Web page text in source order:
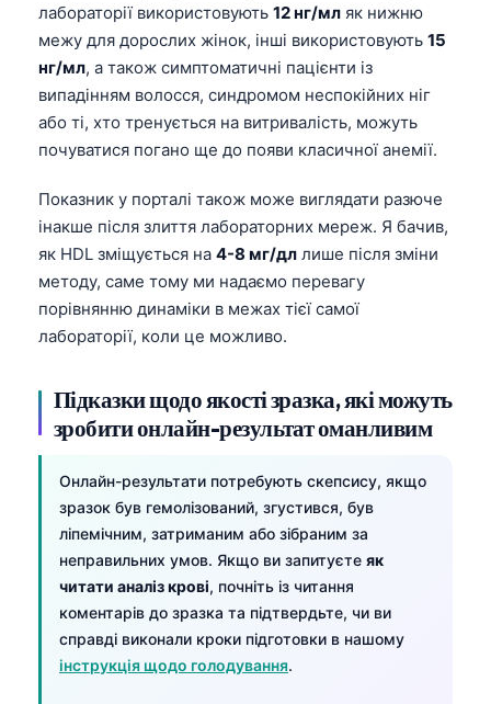
лабораторії використовують 12 нг/мл як нижню
межу для дорослих жінок, інші використовують 15
нг/мл, а також симптоматичні пацієнти із
випадінням волосся, синдромом неспокійних ніг
або ті, хто тренується на витривалість, можуть
почуватися погано ще до появи класичної анемії.
Показник у порталі також може виглядати разюче
інакше після злиття лабораторних мереж. Я бачив,
як HDL зміщується на 4-8 мг/дл лише після зміни
методу, саме тому ми надаємо перевагу
порівнянню динаміки в межах тієї самої
лабораторії, коли це можливо.
Підказки щодо якості зразка, які можуть
зробити онлайн-результат оманливим
Онлайн-результати потребують скепсису, якщо
зразок був гемолізований, згустився, був
ліпемічним, затриманим або зібраним за
неправильних умов. Якщо ви запитуєте як
читати аналіз крові, почніть із читання
коментарів до зразка та підтвердьте, чи ви
справді виконали кроки підготовки в нашому
інструкція щодо голодування.